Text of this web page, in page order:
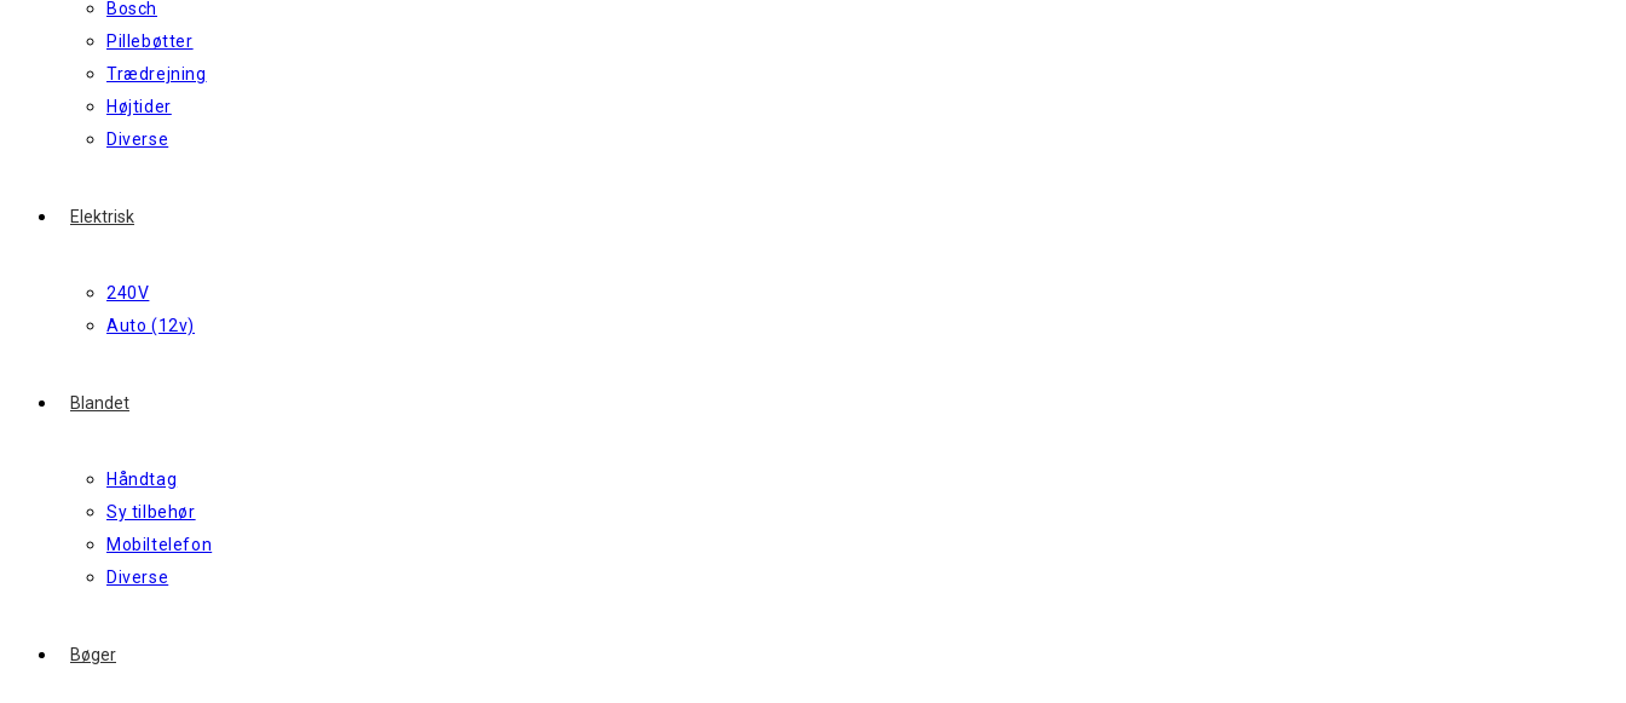
Bosch
Pillebøtter
Trædrejning
Højtider
Diverse
Elektrisk
240V
Auto (12v)
Blandet
Håndtag
Sy tilbehør
Mobiltelefon
Diverse
Bøger